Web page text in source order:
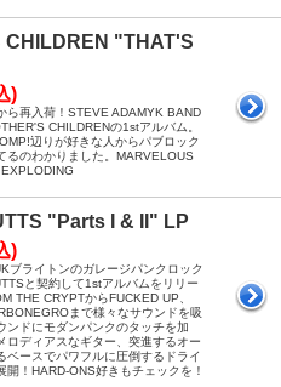
CHILDREN "THAT'S
)
ら再入荷！STEVE ADAMYK BAND
CHILDRENの1stアルバム。
辺りが好きな人からパブロック
るのわかりました。MARVELOUS
"Parts I & II" LP
)
ブライトンのガレージパンクロック
と契約して1stアルバムをリリー
THE CRYPTからFUCKED UP、
まで様々なサウンドを吸
ンドにモダンパンクのタッチを加
ロディアスなギター、突進するオー
ベースでパワフルに圧倒するドライ
開！HARD-ONS好きもチェックを！